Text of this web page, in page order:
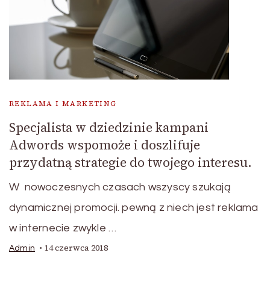
REKLAMA I MARKETING
Specjalista w dziedzinie kampani
Adwords wspomoże i doszlifuje
przydatną strategie do twojego interesu.
W nowoczesnych czasach wszyscy szukają
dynamicznej promocji. pewną z niech jest reklama
w internecie zwykle …
Admin 14 czerwca 2018